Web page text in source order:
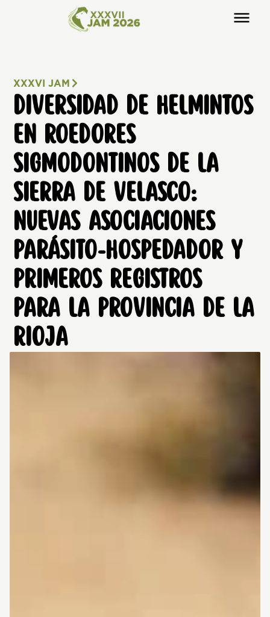
XXXVI JAM
DIVERSIDAD DE HELMINTOS
EN ROEDORES
SIGMODONTINOS DE LA
SIERRA DE VELASCO:
NUEVAS ASOCIACIONES
PARÁSITO-HOSPEDADOR Y
PRIMEROS REGISTROS
PARA LA PROVINCIA DE LA
RIOJA